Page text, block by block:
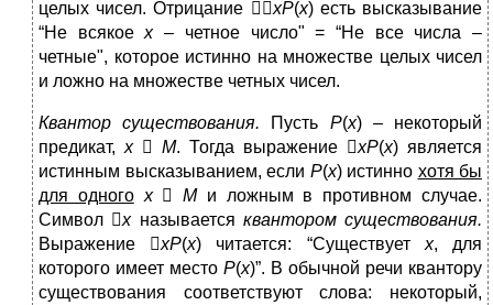
целых чисел. Отрицание xP(x) есть высказывание
“Не всякоеx– четное число" = “Не все числа –
четные", которое истинно на множестве целых чисел
и ложно на множестве четных чисел.
Квантор существования. Пусть P(x) – некоторый
предикат, x М. Тогда выражение xP(x) является
истинным высказыванием, если P(x) истинно хотя бы
для одного xМи ложным в противном случае.
Символ xназывается квантором существования.
Выражение xP(x) читается: “Существует x, для
которого имеет место P(x)”. В обычной речи квантору
существования соответствуют слова: некоторый,